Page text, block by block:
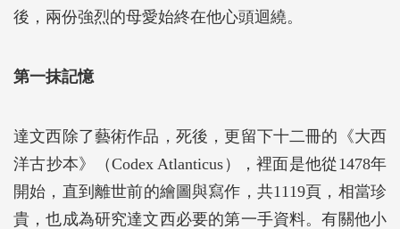
後，兩份強烈的母愛始終在他心頭迴繞。
第一抹記憶
達文西除了藝術作品，死後，更留下十二冊的《大西
洋古抄本》（Codex Atlanticus），裡面是他從1478年
開始，直到離世前的繪圖與寫作，共1119頁，相當珍
貴，也成為研究達文西必要的第一手資料。有關他小